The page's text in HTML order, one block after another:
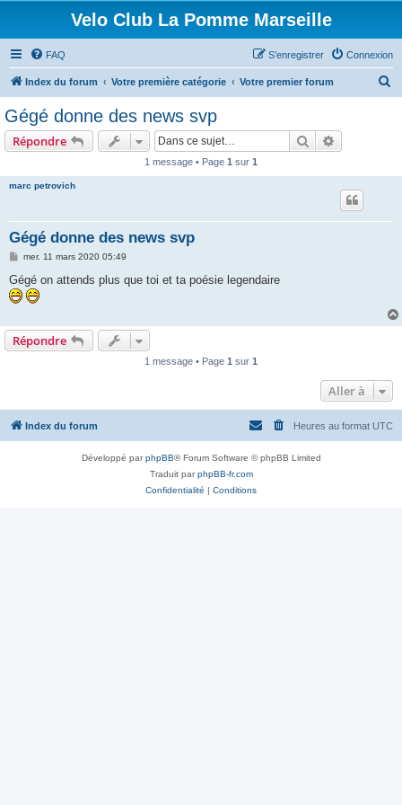
Velo Club La Pomme Marseille
FAQ Connexion
S’enregistrer
Index du forum Votre première catégorie Votre premier forum
Gégé donne des news svp
Répondre Rechercher
1 message • Page 1 sur 1
marc petrovich
Gégé donne des news svp
M
s
s
a
mer. 11 mars 2020 05:49
Gégé on attends plus que toi et ta poésie legendaire
Répondre
1 message • Page 1 sur 1
Aller à
Index du forum Heures au format UTC
Développé parphpBB® Forum Software © phpBB Limited
Traduit parphpBB-fr.com
Confidentialité | Conditions